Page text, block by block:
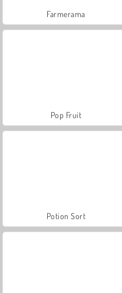
Farmerama
Pop Fruit
Potion Sort